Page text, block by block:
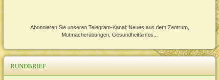
Abonnieren Sie unseren Telegram-Kanal: Neues aus dem Zentrum,
Mutmacherübungen, Gesundheitsinfos...
RUNDBRIEF